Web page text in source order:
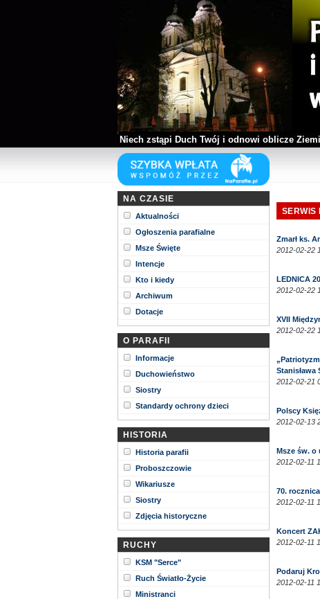
Kościół parafii WNMP w Biłgoraju
Niech zstąpi Duch Twój i odnowi oblicze
NA CZASIE
Aktualności
Ogłoszenia parafialne
Msze Święte
Intencje
Kto i kiedy
Archiwum
Dotacje
O PARAFII
Informacje
Duchowieństwo
Siostry
Standardy ochrony dzieci
HISTORIA
Historia parafii
Proboszczowie
Wikariusze
Siostry
Zdjęcia historyczne
RUCHY
KSM "Serce"
Ruch Światło-Życie
Ministranci
SERWIS
Zmarł ks.
2012-02-22
LEDNICA
2012-02-22
XVII
2012-02-22
Stanisława
2012-02-21
Polscy
2012-02-13
Msze św. o
2012-02-11
70.
2012-02-11
Koncert
2012-02-11
Podaruj
2012-02-11